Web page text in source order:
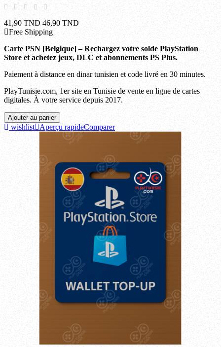
41,90 TND 46,90 TND
Free Shipping
Carte PSN [Belgique] – Rechargez votre solde PlayStation
Store et achetez jeux, DLC et abonnements PS Plus.
Paiement à distance en dinar tunisien et code livré en 30 minutes.
PlayTunisie.com, 1er site en Tunisie de vente en ligne de cartes
digitales. À votre service depuis 2017.
Ajouter au panier
wishlist Aperçu rapideComparer